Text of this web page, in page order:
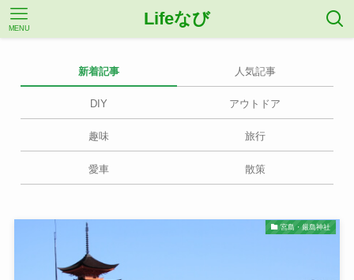
Lifeなび
MENU
新着記事 人気記事
DIY アウトドア
趣味 旅行
愛車 散策
宮島・厳島神社